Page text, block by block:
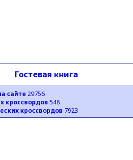
сайте 29756
кроссвордов 548
кроссвордов 7923
Гостевая книга